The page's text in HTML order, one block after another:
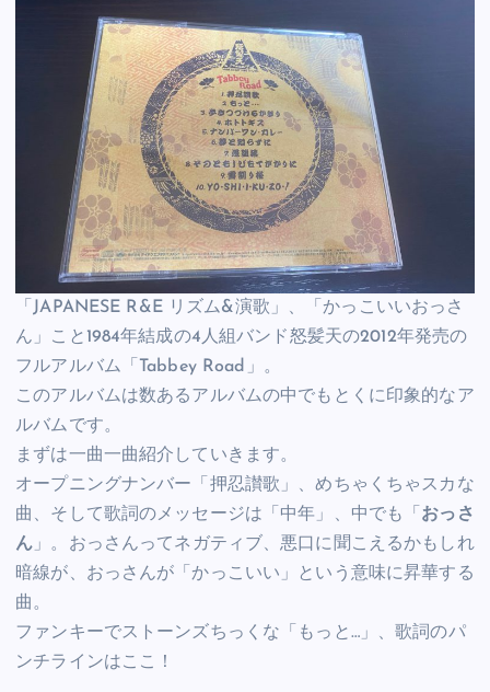
「JAPANESE R&E リズム&演歌」、「かっこいいおっさ
ん」こと1984年結成の4人組バンド怒髪天の2012年発売の
フルアルバム「Tabbey Road」。
このアルバムは数あるアルバムの中でもとくに印象的なア
ルバムです。
まずは一曲一曲紹介していきます。
オープニングナンバー「押忍讃歌」、めちゃくちゃスカな
曲、そして歌詞のメッセージは「中年」、中でも「 おっさ
ん 」。おっさんってネガティブ、悪口に聞こえるかもしれ
暗線が、おっさんが「かっこいい」という意味に昇華する
曲。
ファンキーでストーンズちっくな「もっと…」、歌詞のパ
ンチラインはここ！